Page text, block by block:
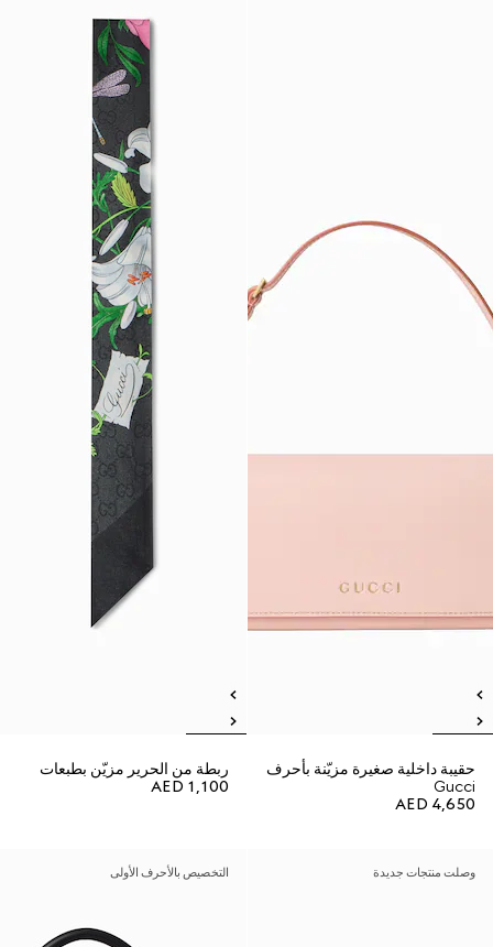
حقيبة داخلية صغيرة مزيّنة بأحرف
Gucci
AED 4,650
ربطة من الحرير مزيّن بطبعات
AED 1,100
وصلت منتجات جديدة التخصيص بالأحرف الأولى